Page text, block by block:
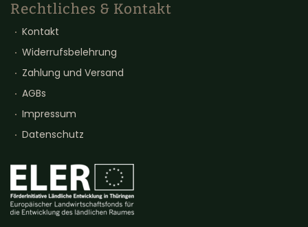
Rechtliches & Kontakt
Kontakt
Widerrufsbelehrung
Zahlung und Versand
AGBs
Impressum
Datenschutz